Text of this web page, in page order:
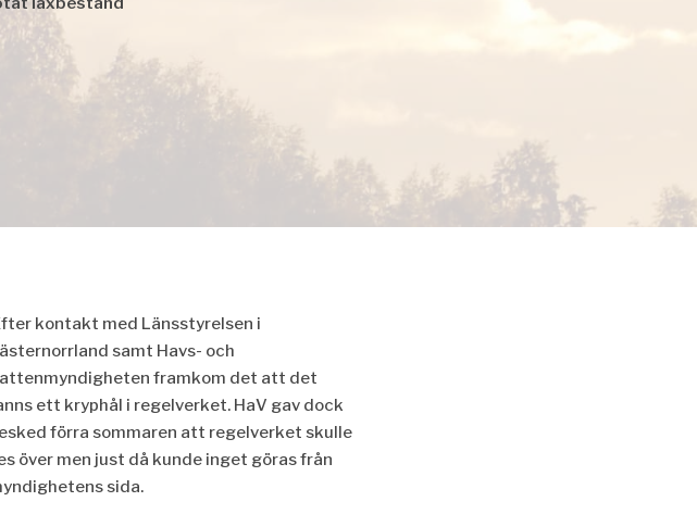
kontakt med Länsstyrelsen i
samt Havs- och
framkom det att det
ett kryphål i regelverket. HaV gav dock
förra sommaren att regelverket skulle
över men just då kunde inget göras från
sida.